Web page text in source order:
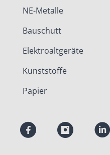
NE-Metalle
Bauschutt
Elektroaltgeräte
Kunststoffe
Papier